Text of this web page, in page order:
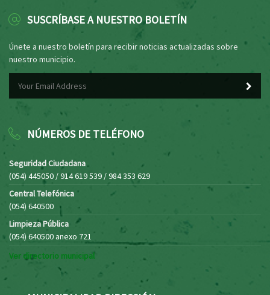
SUSCRÍBASE A NUESTRO BOLETÍN
Únete a nuestro boletín para recibir noticias actualizadas sobre
nuestro municipio.
NÚMEROS DE TELÉFONO
Seguridad Ciudadana
(054) 445050 / 914 619 539 / 984 353 629
Central Telefónica
(054) 640500
Limpieza Pública
(054) 640500 anexo 721
Ver directorio municipal